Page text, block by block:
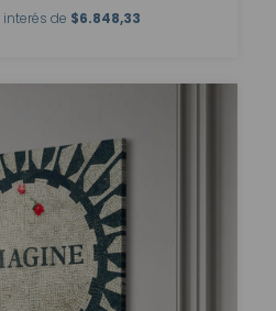
de $6.848,33